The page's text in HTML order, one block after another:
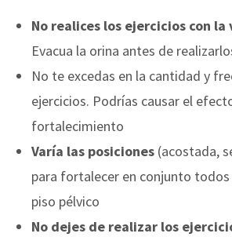
No realices los ejercicios con la
Evacua la orina antes de
No te excedas en la cantidad y
ejercicios. Podrías causar el
fortalecimiento
Varía las posiciones (acostada,
para fortalecer en conjunto
piso pélvico
No dejes de realizar los